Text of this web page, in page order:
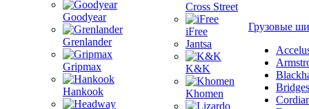
Goodyear
Grenlander
Gripmax
Hankook
Cross Street
iFree
Jantsa
K&K
Khomen
Грузовые